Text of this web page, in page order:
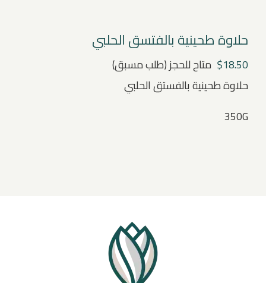
حلاوة طحينية بالفتسق الحلبي
$18.50
متاح للحجز (طلب مسبق)
حلاوة طحينية بالفستق الحلبي
350G